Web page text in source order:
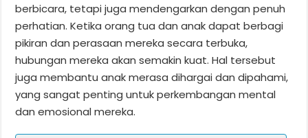
berbicara, tetapi juga mendengarkan dengan penuh
perhatian. Ketika orang tua dan anak dapat berbagi
pikiran dan perasaan mereka secara terbuka,
hubungan mereka akan semakin kuat. Hal tersebut
juga membantu anak merasa dihargai dan dipahami,
yang sangat penting untuk perkembangan mental
dan emosional mereka.